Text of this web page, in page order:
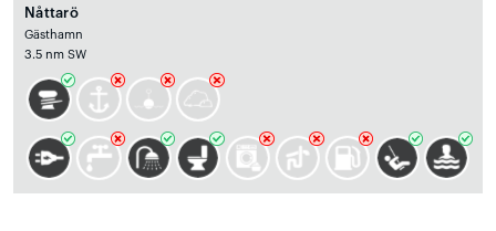
Nåttarö
Gästhamn
3.5 nm SW